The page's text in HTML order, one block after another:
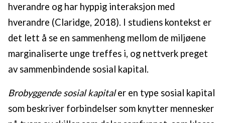
hverandre og har hyppig interaksjon med
hverandre (Claridge, 2018). I studiens kontekst er
det lett å se en sammenheng mellom de miljøene
marginaliserte unge treffes i, og nettverk preget
av sammenbindende sosial kapital.
Brobyggende sosial kapitaler en type sosial kapital
som beskriver forbindelser som knytter mennesker